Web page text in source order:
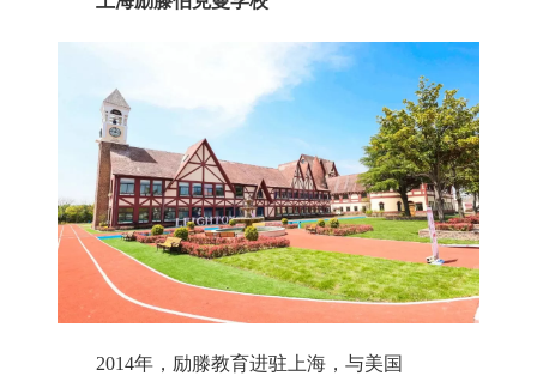
2014年，励滕教育进驻上海，与美国